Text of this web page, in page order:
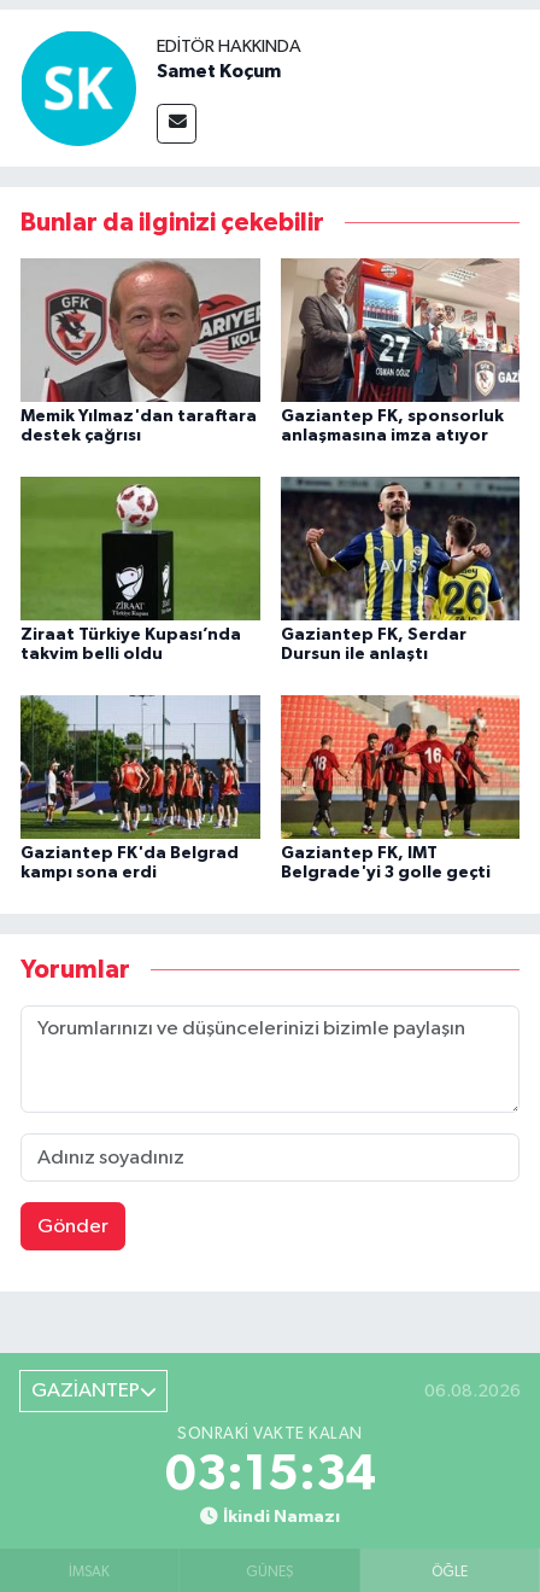
EDITÖR HAKKINDA
Samet Koçum
Bunlar da ilginizi çekebilir
Memik Yılmaz'dan taraftara
destek çağrısı
Gaziantep FK, sponsorluk
anlaşmasına imza atıyor
Ziraat Türkiye Kupası’nda
takvim belli oldu
Gaziantep FK, Serdar
Dursun ile anlaştı
Gaziantep FK'da Belgrad
kampı sona erdi
Gaziantep FK, IMT
Belgrade'yi 3 golle geçti
Yorumlar
Gönder
GAZİANTEP 06.08.2026
SONRAKI VAKTE KALAN
03:15:34
İkindi Namazı
İMSAK GÜNEŞ ÖĞLE